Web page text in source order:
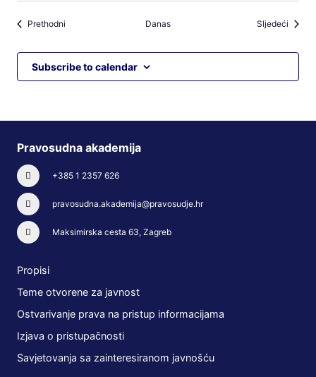
Prethodni Danas Sljedeći
Subscribe to calendar
Pravosudna akademija
+385 1 2357 626
pravosudna.akademija@pravosudje.hr
Maksimirska cesta 63, Zagreb
Propisi
Teme otvorene za javnost
Ostvarivanje prava na pristup informacijama
Izjava o pristupačnosti
Savjetovanja sa zainteresiranom javnošću